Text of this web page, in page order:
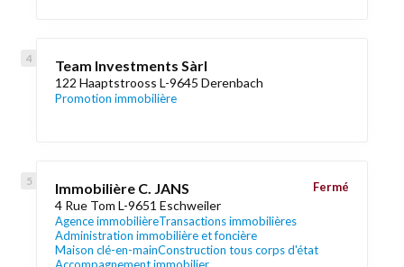
Team Investments Sàrl
122 Haaptstrooss L-9645 Derenbach
Promotion immobilière
Immobilière C. JANS
4 Rue Tom L-9651 Eschweiler
Agence immobilièreTransactions immobilières
Administration immobilière et foncière
Maison clé-en-mainConstruction tous corps d'état
Fermé